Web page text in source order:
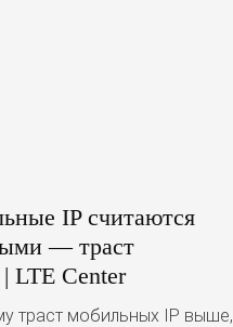
IP считаются
— траст
LTE Center
траст мобильных IP выше,